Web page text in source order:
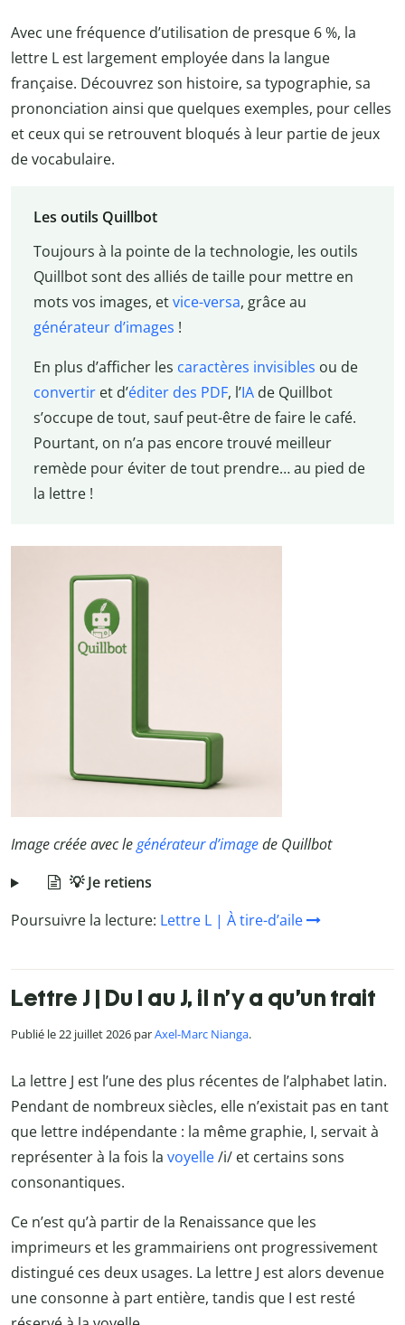
Avec une fréquence d’utilisation de presque 6 %, la
lettre L est largement employée dans la langue
française. Découvrez son histoire, sa typographie, sa
prononciation ainsi que quelques exemples, pour celles
et ceux qui se retrouvent bloqués à leur partie de jeux
de vocabulaire.
Les outils Quillbot
Toujours à la pointe de la technologie, les outils
Quillbot sont des alliés de taille pour mettre en
mots vos images, etvice-versa, grâce au
générateur d’images !
En plus d’afficher les caractères invisibles ou de
convertiret d’éditer des PDF, l’IAde Quillbot
s’occupe de tout, sauf peut-être de faire le café.
Pourtant, on n’a pas encore trouvé meilleur
remède pour éviter de tout prendre… au pied de
la lettre !
Image créée avec legénérateur d’imagede Quillbot
💡 Je retiens
Poursuivre la lecture: Lettre L | À tire-d’aile
Lettre J | Du I au J, il n’y a qu’un trait
Publié le 22 juillet 2026 parAxel-Marc Nianga.
La lettre J est l’une des plus récentes de l’alphabet latin.
Pendant de nombreux siècles, elle n’existait pas en tant
que lettre indépendante : la même graphie, I, servait à
représenter à la fois la voyelle/i/ et certains sons
consonantiques.
Ce n’est qu’à partir de la Renaissance que les
imprimeurs et les grammairiens ont progressivement
distingué ces deux usages. La lettre J est alors devenue
une consonne à part entière, tandis que I est resté